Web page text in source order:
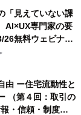
「見えていない課
AI×UX専門家の要
26無料ウェビナ
由 ー住宅流動性と
（第４回：取引の
・信頼・制度を